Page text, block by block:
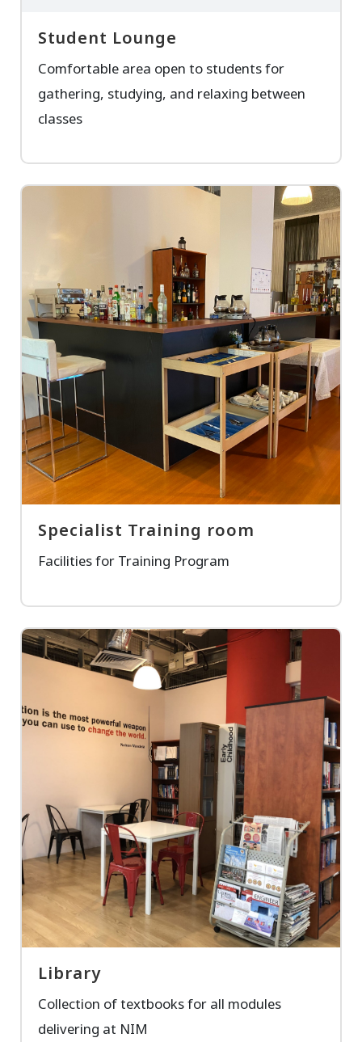
Student Lounge
Comfortable area open to students for
gathering, studying, and relaxing between
classes
Specialist Training room
Facilities for Training Program
Library
Collection of textbooks for all modules
delivering at NIM